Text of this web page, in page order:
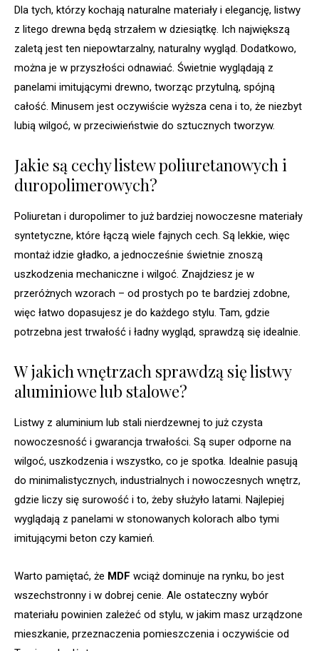
Dla tych, którzy kochają naturalne materiały i elegancję, listwy
z litego drewna będą strzałem w dziesiątkę. Ich największą
zaletą jest ten niepowtarzalny, naturalny wygląd. Dodatkowo,
można je w przyszłości odnawiać. Świetnie wyglądają z
panelami imitującymi drewno, tworząc przytulną, spójną
całość. Minusem jest oczywiście wyższa cena i to, że niezbyt
lubią wilgoć, w przeciwieństwie do sztucznych tworzyw.
Jakie są cechy listew poliuretanowych i
duropolimerowych?
Poliuretan i duropolimer to już bardziej nowoczesne materiały
syntetyczne, które łączą wiele fajnych cech. Są lekkie, więc
montaż idzie gładko, a jednocześnie świetnie znoszą
uszkodzenia mechaniczne i wilgoć. Znajdziesz je w
przeróżnych wzorach – od prostych po te bardziej zdobne,
więc łatwo dopasujesz je do każdego stylu. Tam, gdzie
potrzebna jest trwałość i ładny wygląd, sprawdzą się idealnie.
W jakich wnętrzach sprawdzą się listwy
aluminiowe lub stalowe?
Listwy z aluminium lub stali nierdzewnej to już czysta
nowoczesność i gwarancja trwałości. Są super odporne na
wilgoć, uszkodzenia i wszystko, co je spotka. Idealnie pasują
do minimalistycznych, industrialnych i nowoczesnych wnętrz,
gdzie liczy się surowość i to, żeby służyło latami. Najlepiej
wyglądają z panelami w stonowanych kolorach albo tymi
imitującymi beton czy kamień.
Warto pamiętać, że MDF wciąż dominuje na rynku, bo jest
wszechstronny i w dobrej cenie. Ale ostateczny wybór
materiału powinien zależeć od stylu, w jakim masz urządzone
mieszkanie, przeznaczenia pomieszczenia i oczywiście od